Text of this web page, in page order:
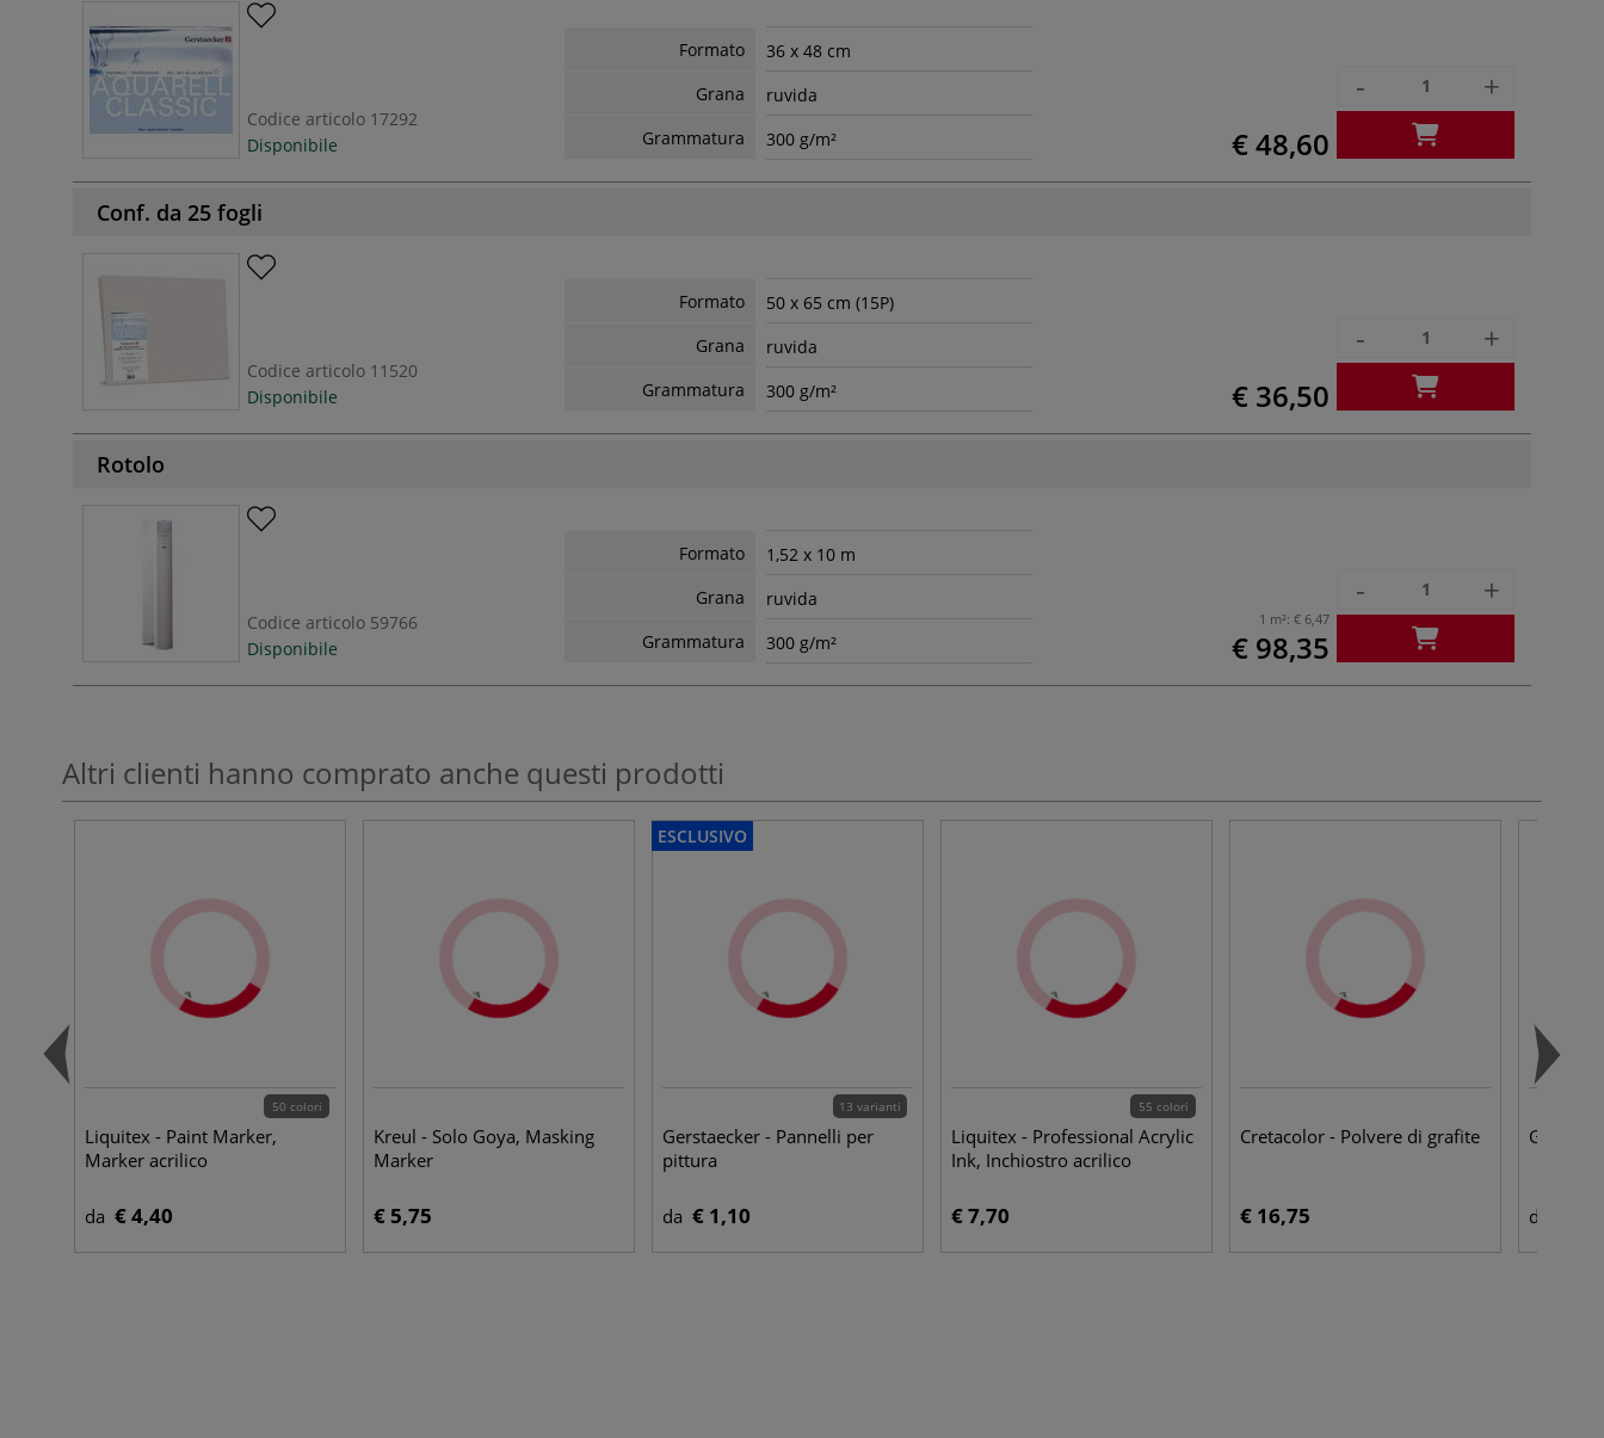
Codice articolo 17292
Disponibile
Formato
36 x 48 cm
Grana
ruvida
Grammatura
300 g/m² € 48,60
- +
Conf. da 25 fogli
Codice articolo 11520
Disponibile
Formato
50 x 65 cm (15P)
Grana
ruvida
Grammatura
300 g/m² € 36,50
- +
Rotolo
Codice articolo 59766
Disponibile
Formato
1,52 x 10 m
Grana
ruvida
Grammatura
300 g/m²
1 m²:€ 6,47
€ 98,35
- +
Altri clienti hanno comprato anche questi prodotti
50 colori
Liquitex - Paint Marker,
Marker acrilico
da € 4,40
Kreul - Solo Goya, Masking
Marker
€ 5,75
ESCLUSIVO
13 varianti
Gerstaecker - Pannelli per
pittura
da € 1,10
55 colori
Liquitex - Professional Acrylic
Ink, Inchiostro acrilico
€ 7,70
Cretacolor - Polvere di grafite
€ 16,75
Golden
da